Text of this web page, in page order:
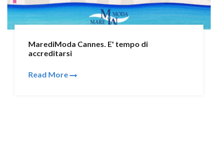
MarediModa Cannes. E' tempo di
accreditarsi
Read More